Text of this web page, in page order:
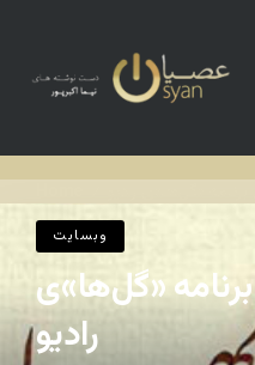
وبسایت
برنامه «گل‌ها»ی
رادیو